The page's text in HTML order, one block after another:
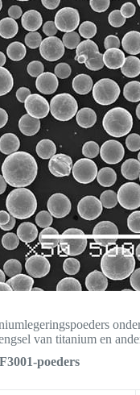
van titanium en
poeders